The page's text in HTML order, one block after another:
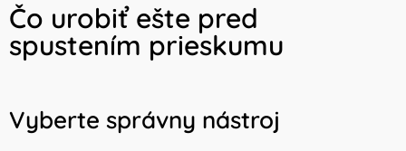
Čo urobiť ešte pred
spustením prieskumu
Vyberte správny nástroj